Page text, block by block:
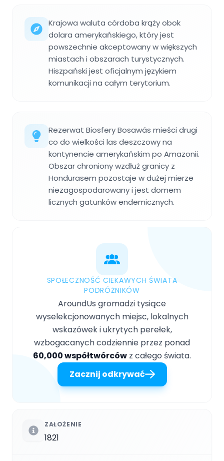
Krajowa waluta córdoba krąży obok
dolara amerykańskiego, który jest
powszechnie akceptowany w większych
miastach i obszarach turystycznych.
Hiszpański jest oficjalnym językiem
komunikacji na całym terytorium.
Rezerwat Biosfery Bosawás mieści drugi
co do wielkości las deszczowy na
kontynencie amerykańskim po Amazonii.
Obszar chroniony wzdłuż granicy z
Hondurasem pozostaje w dużej mierze
niezagospodarowany i jest domem
licznych gatunków endemicznych.
SPOŁECZNOŚĆ CIEKAWYCH ŚWIATA
PODRÓŻNIKÓW
AroundUs gromadzi tysiące
wyselekcjonowanych miejsc, lokalnych
wskazówek i ukrytych perełek,
wzbogacanych codziennie przez ponad
60,000 współtwórców z całego świata.
Zacznij odkrywać
ZAŁOŻENIE
1821